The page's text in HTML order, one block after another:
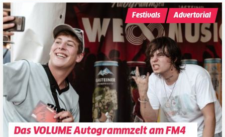
Das VOLUME Autogrammzelt am FM4
Festivals Advertorial